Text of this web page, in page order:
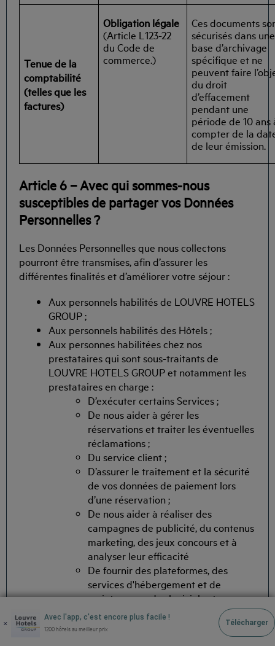
Tenue de la
comptabilité
(telles que les
factures)
Obligation légale
(Article L123-22
du Code de
commerce.)
Ces documents
sécurisés dans une
base d’archivage
spécifique et ne
peuvent faire
du droit
d’effacement
pendant une
période de 10 ans
compter de la
de leur émission.
Article 6 – Avec qui sommes-nous
susceptibles de partager vos Données
Personnelles ?
Les Données Personnelles que nous collectons
pourront être transmises, afin d’assurer les
différentes finalités et d’améliorer votre séjour :
Aux personnels habilités de LOUVRE HOTELS
GROUP ;
Aux personnels habilités des Hôtels ;
Aux personnes habilitées chez nos
prestataires qui sont sous-traitants de
LOUVRE HOTELS GROUP et notamment les
prestataires en charge :
D’exécuter certains Services ;
De nous aider à gérer les
réservations et traiter les éventuelles
réclamations ;
Du service client ;
D’assurer le traitement et la sécurité
de vos données de paiement lors
d’une réservation ;
De nous aider à réaliser des
campagnes de publicité, du contenus
marketing, des jeux concours et à
analyser leur efficacité
De fournir des plateformes, des
services d'hébergement et de
maintenance, des logiciels et
applications et de supporter nos
bases de données
× Avec l'app, c'est encore plus facile !
1200 hôtels au meilleur prix
Télécharger